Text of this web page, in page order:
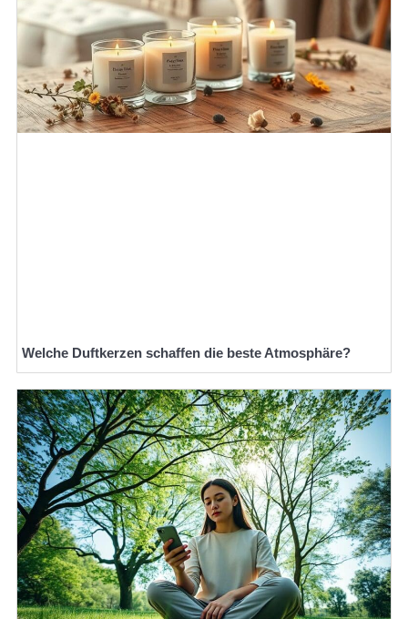
Welche Duftkerzen schaffen die beste Atmosphäre?